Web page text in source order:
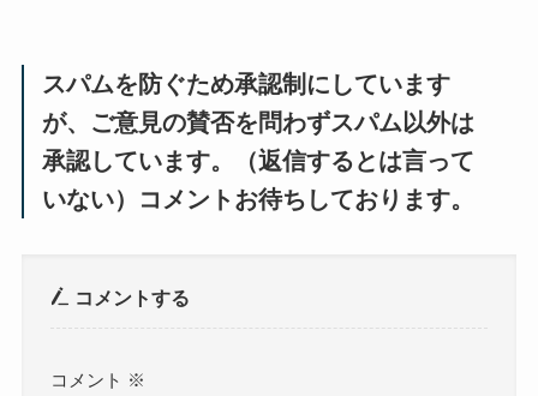
スパムを防ぐため承認制にしています
が、ご意見の賛否を問わずスパム以外は
承認しています。（返信するとは言って
いない）コメントお待ちしております。
コメントする
コメント ※